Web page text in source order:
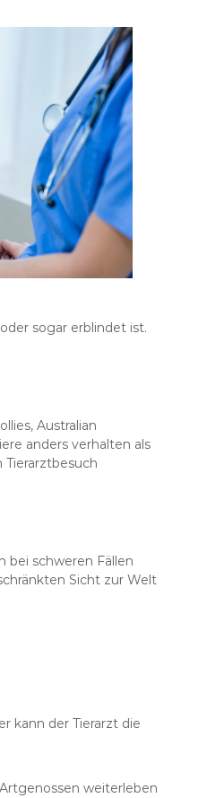
sogar erblindet ist.
Australian
anders verhalten als
bei schweren Fällen
Sicht zur Welt
kann der Tierarzt die
weiterleben